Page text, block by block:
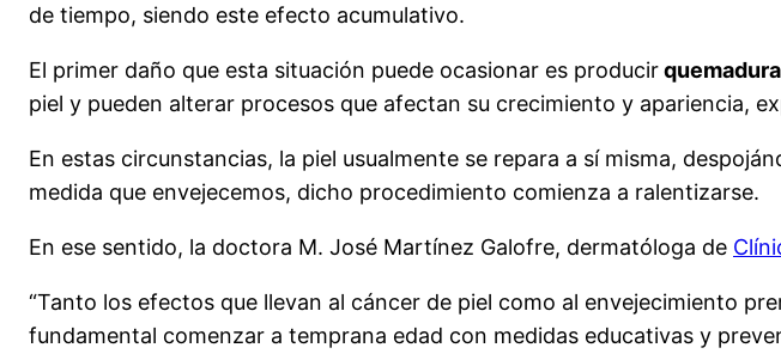
de tiempo, siendo este efecto acumulativo.
El primer daño que esta situación puede ocasionar es producir
piel y pueden alterar procesos que afectan su crecimiento y apariencia,
En estas circunstancias, la piel usualmente se repara a sí misma,
medida que envejecemos, dicho procedimiento comienza a ralentizarse.
En ese sentido, la doctora M. José Martínez Galofre, dermatóloga de
“Tanto los efectos que llevan al cáncer de piel como al envejecimiento
fundamental comenzar a temprana edad con medidas educativas y